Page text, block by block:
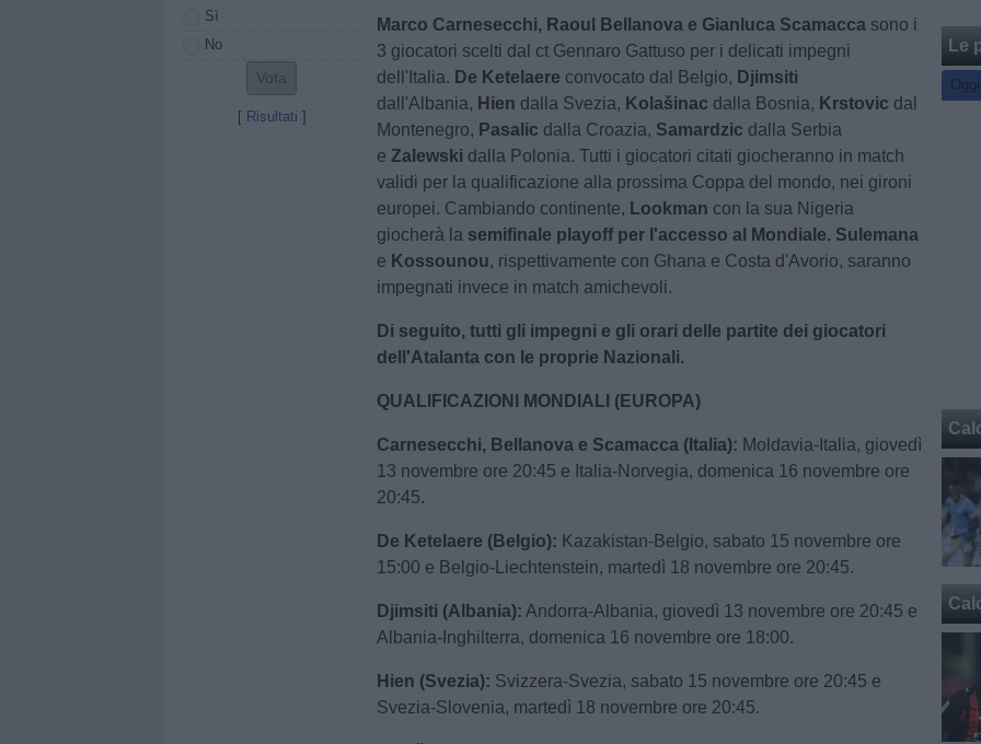
Sì
No
[ Risultati ]
Marco Carnesecchi, Raoul Bellanova e Gianluca Scamacca sono i
3 giocatori scelti dal ct Gennaro Gattuso per i delicati impegni
dell'Italia. De Ketelaere convocato dal Belgio, Djimsiti
dall'Albania, Hien dalla Svezia, Kolašinac dalla Bosnia, Krstovic dal
Montenegro, Pasalic dalla Croazia, Samardzic dalla Serbia
eZalewski dalla Polonia. Tutti i giocatori citati giocheranno in match
validi per la qualificazione alla prossima Coppa del mondo, nei gironi
europei. Cambiando continente, Lookman con la sua Nigeria
giocherà la semifinale playoff per l'accesso al Mondiale. Sulemana
e Kossounou, rispettivamente con Ghana e Costa d'Avorio, saranno
impegnati invece in match amichevoli.
Di seguito, tutti gli impegni e gli orari delle partite dei giocatori
dell'Atalanta con le proprie Nazionali.
QUALIFICAZIONI MONDIALI (EUROPA)
Carnesecchi, Bellanova e Scamacca (Italia): Moldavia-Italia, giovedì
13 novembre ore 20:45 e Italia-Norvegia, domenica 16 novembre ore
20:45.
De Ketelaere (Belgio): Kazakistan-Belgio, sabato 15 novembre ore
15:00 e Belgio-Liechtenstein, martedì 18 novembre ore 20:45.
Djimsiti (Albania): Andorra-Albania, giovedì 13 novembre ore 20:45 e
Albania-Inghilterra, domenica 16 novembre ore 18:00.
Hien (Svezia): Svizzera-Svezia, sabato 15 novembre ore 20:45 e
Svezia-Slovenia, martedì 18 novembre ore 20:45.
Le
Oggi